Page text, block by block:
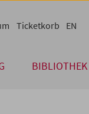
BIBLIOTHEK
Ticketkorb EN